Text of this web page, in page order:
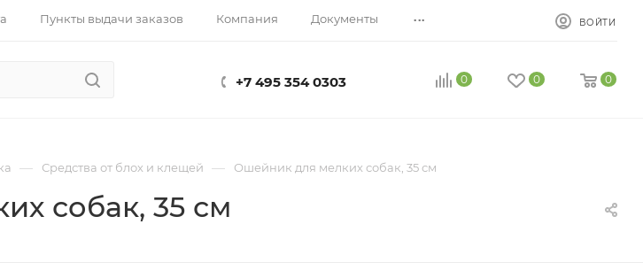
Пункты выдачи заказов Компания Документы ... ВОЙТИ
+7 495 354 0303 0 0 0
— Средства от блох и клещей — Ошейник для мелких собак, 35 см
собак, 35 см